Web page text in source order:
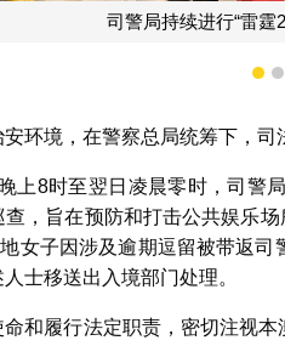
司警局持续进
1 2
环境，在警察总局统筹下，司
上8时至翌日凌晨零时，司警
查，旨在预防和打击公共娱乐
女子因涉及逾期逗留被带返
士移送出入境部门处理。
和履行法定职责，密切注视